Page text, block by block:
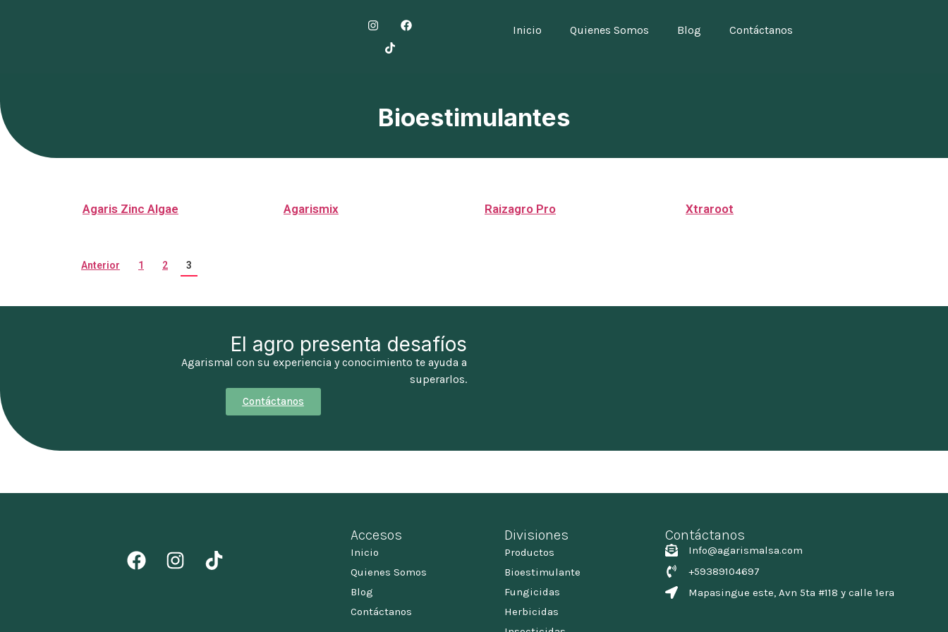
Inicio Quienes Somos Blog Contáctanos
Bioestimulantes
Agaris Zinc Algae Agarismix Raizagro Pro Xtraroot
Anterior 1 2 3
El agro presenta desafíos
Agarismal con su experiencia y conocimiento te ayuda a
superarlos.
Contáctanos
Accesos
Inicio
Quienes Somos
Blog
Contáctanos
Divisiones
Productos
Bioestimulante
Fungicidas
Herbicidas
Contáctanos
Info@agarismalsa.com
+59389104697
Mapasingue este, Avn 5ta #118 y calle 1era